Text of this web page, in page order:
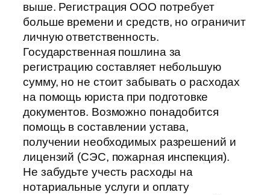
выше. Регистрация ООО потребует
больше времени и средств, но ограничит
личную ответственность.
Государственная пошлина за
регистрацию составляет небольшую
сумму, но не стоит забывать о расходах
на помощь юриста при подготовке
документов. Возможно понадобится
помощь в составлении устава,
получении необходимых разрешений и
лицензий (СЭС, пожарная инспекция).
Не забудьте учесть расходы на
нотариальные услуги и оплату